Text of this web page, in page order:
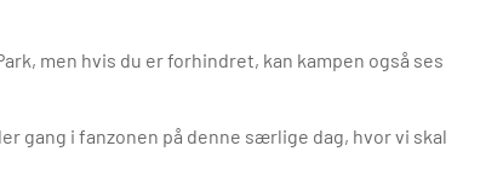
men hvis du er forhindret, kan kampen også ses
gang i fanzonen på denne særlige dag, hvor vi skal